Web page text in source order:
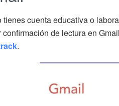
tienes cuenta educativa o
confirmación de lectura en
.